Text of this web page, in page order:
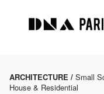
ARCHITECTURE / Small
House & Residential